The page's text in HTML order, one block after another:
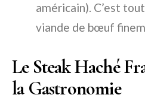
américain). C’est
viande de bœuf
Le Steak Haché
la Gastronomie